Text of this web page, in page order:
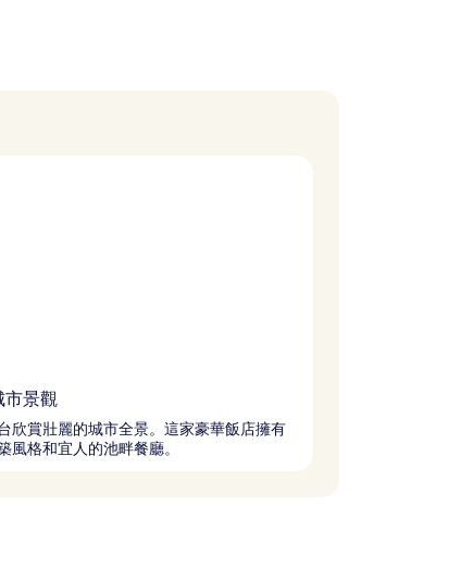
市景觀
欣賞壯麗的城市全景。這家豪華飯店擁有
風格和宜人的池畔餐廳。